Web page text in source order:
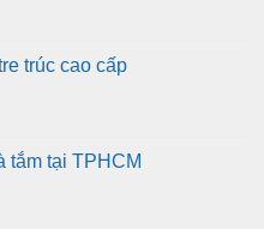
trúc cao cấp
tắm tại TPHCM